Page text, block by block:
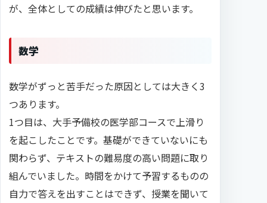
が、全体としての成績は伸びたと思います。
数学
数学がずっと苦手だった原因としては大きく3
つあります。
1つ目は、大手予備校の医学部コースで上滑り
を起こしたことです。基礎ができていないにも
関わらず、テキストの難易度の高い問題に取り
組んでいました。時間をかけて予習するものの
自力で答えを出すことはできず、授業を聞いて